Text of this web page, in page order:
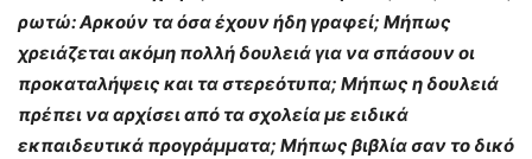
ρωτώ: Αρκούν τα όσα έχουν ήδη γραφεί; Μήπως
χρειάζεται ακόμη πολλή δουλειά για να σπάσουν οι
προκαταλήψεις και τα στερεότυπα; Μήπως η δουλειά
πρέπει να αρχίσει από τα σχολεία με ειδικά
εκπαιδευτικά προγράμματα; Μήπως βιβλία σαν το δικό